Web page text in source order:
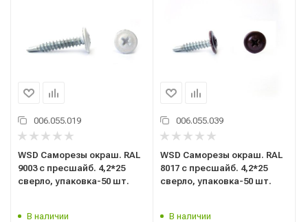
006.055.019
WSD Саморезы окраш. RAL
9003 с пресшайб. 4,2*25
сверло, упаковка-50 шт.
В наличии
006.055.039
WSD Саморезы окраш. RAL
8017 с пресшайб. 4,2*25
сверло, упаковка-50 шт.
В наличии